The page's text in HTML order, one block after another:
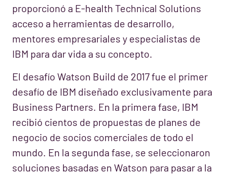
proporcionó a E-health Technical Solutions
acceso a herramientas de desarrollo,
mentores empresariales y especialistas de
IBM para dar vida a su concepto.
El desafío Watson Build de 2017 fue el primer
desafío de IBM diseñado exclusivamente para
Business Partners. En la primera fase, IBM
recibió cientos de propuestas de planes de
negocio de socios comerciales de todo el
mundo. En la segunda fase, se seleccionaron
soluciones basadas en Watson para pasar a la